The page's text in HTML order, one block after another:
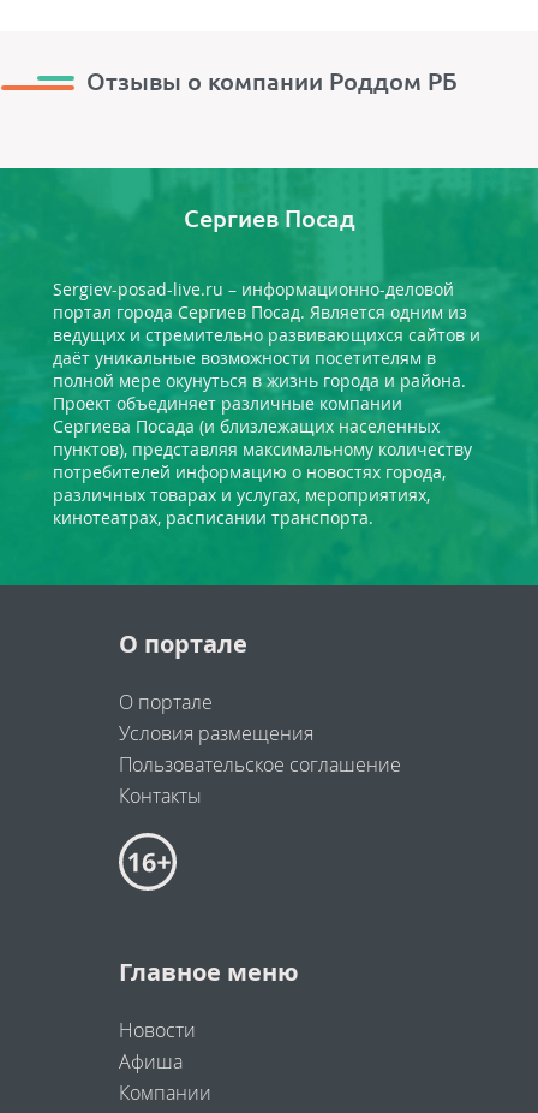
Отзывы о компании Роддом РБ
Сергиев Посад
Sergiev-posad-live.ru – информационно-деловой
портал города Сергиев Посад. Является одним из
ведущих и стремительно развивающихся сайтов и
даёт уникальные возможности посетителям в
полной мере окунуться в жизнь города и района.
Проект объединяет различные компании
Сергиева Посада (и близлежащих населенных
пунктов), представляя максимальному количеству
потребителей информацию о новостях города,
различных товарах и услугах, мероприятиях,
кинотеатрах, расписании транспорта.
О портале
О портале
Условия размещения
Пользовательское соглашение
Контакты
Главное меню
Новости
Афиша
Компании